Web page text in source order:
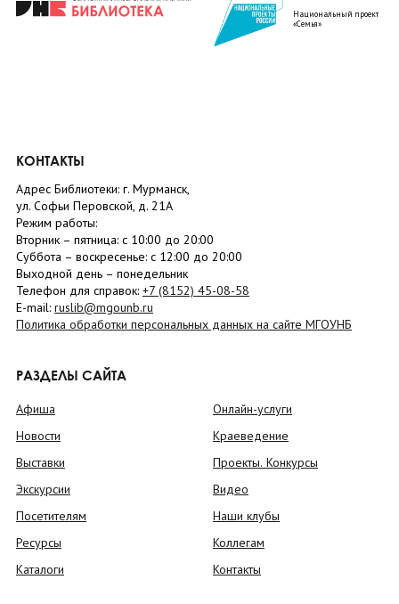
Национальный проект
«Семья»
КОНТАКТЫ
Адрес Библиотеки: г. Мурманск,
ул. Софьи Перовской, д. 21А
Режим работы:
Вторник – пятница: с 10:00 до 20:00
Суббота – воскресенье: c 12:00 до 20:00
Выходной день – понедельник
Телефон для справок: +7 (8152) 45-08-58
E-mail: ruslib@mgounb.ru
Политика обработки персональных данных на сайте МГОУНБ
РАЗДЕЛЫ САЙТА
Афиша
Новости
Выставки
Экскурсии
Посетителям
Ресурсы
Каталоги
Онлайн-услуги
Краеведение
Проекты. Конкурсы
Видео
Наши клубы
Коллегам
Контакты